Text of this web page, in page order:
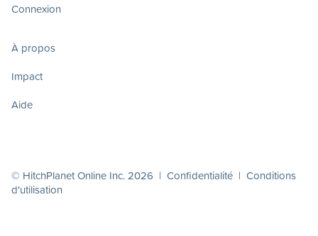
Connexion
À propos
Impact
Aide
© HitchPlanet Online Inc. 2026 | Confidentialité | Conditions
d'utilisation